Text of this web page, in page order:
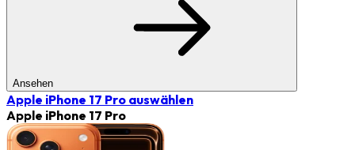
Ansehen
Apple iPhone 17 Pro auswählen
Apple iPhone 17 Pro